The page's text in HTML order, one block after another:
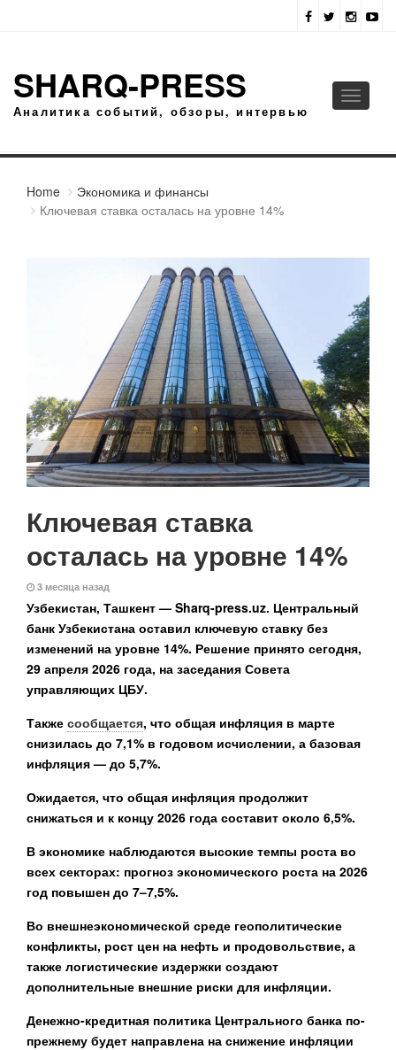
SHARQ-PRESS
Аналитика событий, обзоры, интервью
Toggle
Home
Экономика и финансы
Ключевая ставка осталась на уровне 14%
Ключевая ставка
осталась на уровне 14%
3 месяца назад
Узбекистан, Ташкент — Sharq-press.uz. Центральный
банк Узбекистана оставил ключевую ставку без
изменений на уровне 14%. Решение принято сегодня,
29 апреля 2026 года, на заседания Совета
управляющих ЦБУ.
Также сообщается, что общая инфляция в марте
снизилась до 7,1% в годовом исчислении, а базовая
инфляция — до 5,7%.
Ожидается, что общая инфляция продолжит
снижаться и к концу 2026 года составит около 6,5%.
В экономике наблюдаются высокие темпы роста во
всех секторах: прогноз экономического роста на 2026
год повышен до 7–7,5%.
Во внешнеэкономической среде геополитические
конфликты, рост цен на нефть и продовольствие, а
также логистические издержки создают
дополнительные внешние риски для инфляции.
Денежно-кредитная политика Центрального банка по-
прежнему будет направлена ​​на снижение инфляции